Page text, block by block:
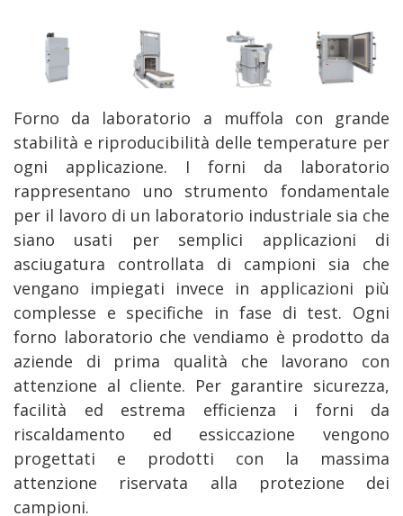
Forno da laboratorio a muffola con grande
stabilità e riproducibilità delle temperature per
ogni applicazione. I forni da laboratorio
rappresentano uno strumento fondamentale
per il lavoro di un laboratorio industriale sia che
siano usati per semplici applicazioni di
asciugatura controllata di campioni sia che
vengano impiegati invece in applicazioni più
complesse e specifiche in fase di test. Ogni
forno laboratorio che vendiamo è prodotto da
aziende di prima qualità che lavorano con
attenzione al cliente. Per garantire sicurezza,
facilità ed estrema efficienza i forni da
riscaldamento ed essiccazione vengono
progettati e prodotti con la massima
attenzione riservata alla protezione dei
campioni.